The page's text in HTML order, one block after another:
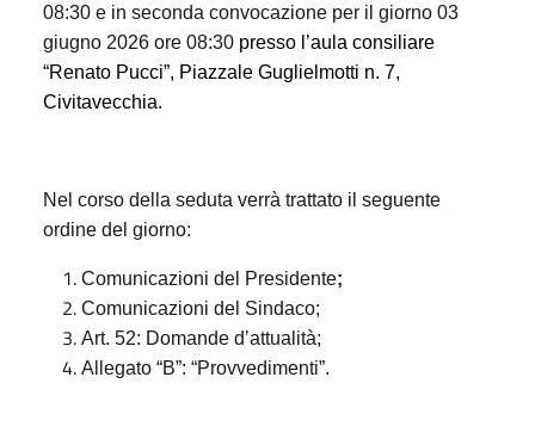
08:30 e in seconda convocazione per il giorno 03
giugno 2026 ore 08:30 presso l’aula consiliare
“Renato Pucci”, Piazzale Guglielmotti n. 7,
Civitavecchia.
Nel corso della seduta verrà trattato il seguente
ordine del giorno:
Comunicazioni del Presidente;
Comunicazioni del Sindaco;
Art. 52: Domande d’attualità;
Allegato “B”: “Provvedimenti”.